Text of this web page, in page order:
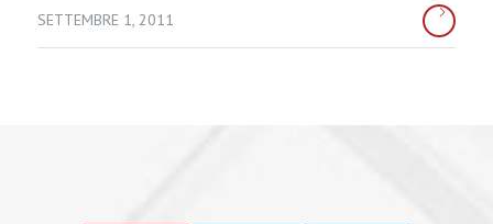
SETTEMBRE 1, 2011